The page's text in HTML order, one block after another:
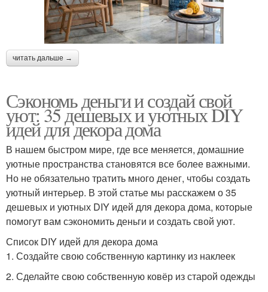
читать дальше →
Сэкономь деньги и создай свой
уют: 35 дешевых и уютных DIY
идей для декора дома
В нашем быстром мире, где все меняется, домашние
уютные пространства становятся все более важными.
Но не обязательно тратить много денег, чтобы создать
уютный интерьер. В этой статье мы расскажем о 35
дешевых и уютных DIY идей для декора дома, которые
помогут вам сэкономить деньги и создать свой уют.
Список DIY идей для декора дома
1. Создайте свою собственную картинку из наклеек
2. Сделайте свою собственную ковёр из старой одежды